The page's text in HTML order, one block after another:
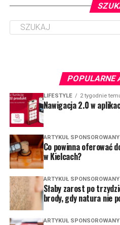
POPULARNE
LIFESTYLE 2 tygodnie
Nawigacja 2.0 w
ARTYKUŁ SPONSOROWANY
Co powinna oferować
w Kielcach?
ARTYKUŁ SPONSOROWANY
Słaby zarost po
brody, gdy natura nie
ARTYKUŁ SPONSOROWANY